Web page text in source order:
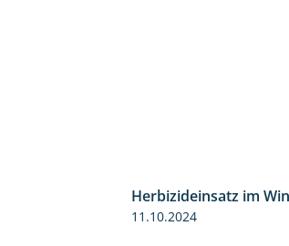
Herbizideinsatz im
11.10.2024